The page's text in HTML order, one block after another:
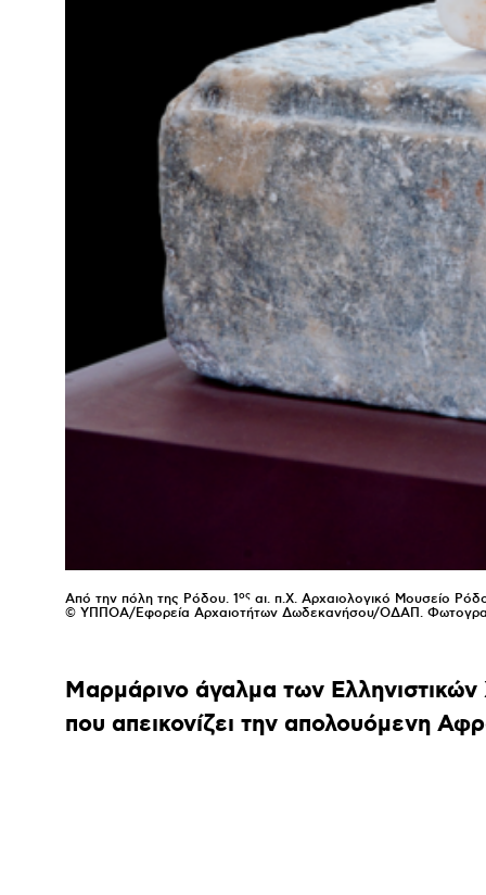
Από την πόλη της Ρόδου. 1ος αι. π.Χ. Αρχαιολογικό Μουσείο
© ΥΠΠΟΑ/Εφορεία Αρχαιοτήτων Δωδεκανήσου/ΟΔΑΠ.
Μαρμάρινο άγαλμα των
που απεικονίζει την απολουόμενη